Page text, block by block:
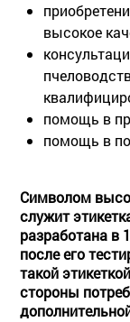
высокое
помощь в
помощь в
Символом
служит
разработана в
после его
такой
стороны